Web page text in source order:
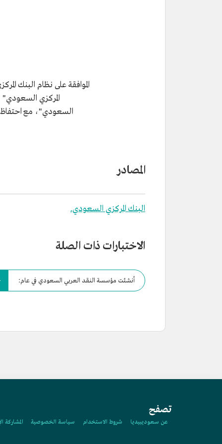
الموافقة على نظام البنك
المركزي
السعودي"، مع احتفاظ
المصادر
البنك المركزي السعودي.
الاختبارات ذات الصلة
أنشئت مؤسسة النقد العربي السعودي في عام:
تصفح
عن سعوديبيديا شروط الاستخدام سياسة الخصوصية المشاركة